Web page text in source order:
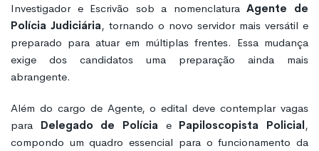
Investigador e Escrivão sob a nomenclaturaAgente de
Polícia Judiciária, tornando o novo servidor mais versátil e
preparado para atuar em múltiplas frentes. Essa mudança
exige dos candidatos uma preparação ainda mais
abrangente.
Além do cargo de Agente, o edital deve contemplar vagas
para Delegado de Polícia e Papiloscopista Policial,
compondo um quadro essencial para o funcionamento da